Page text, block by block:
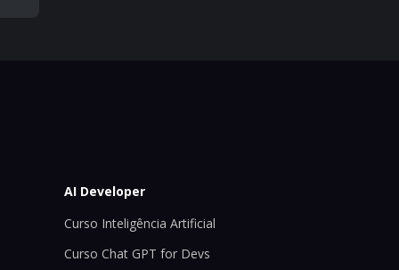
AI Developer
Curso Inteligência Artificial
Curso Chat GPT for Devs